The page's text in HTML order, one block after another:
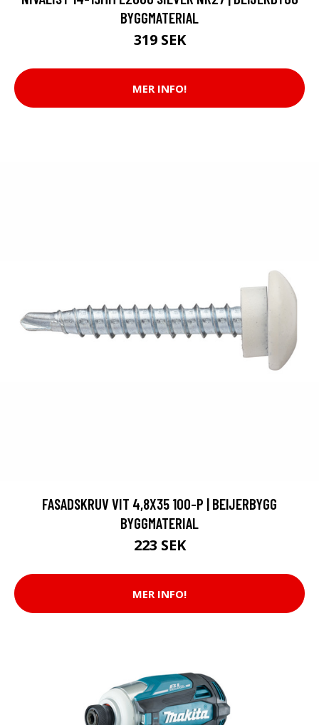
BYGGMATERIAL
319 SEK
MER INFO!
FASADSKRUV VIT 4,8X35 100-P | BEIJERBYGG
BYGGMATERIAL
223 SEK
MER INFO!